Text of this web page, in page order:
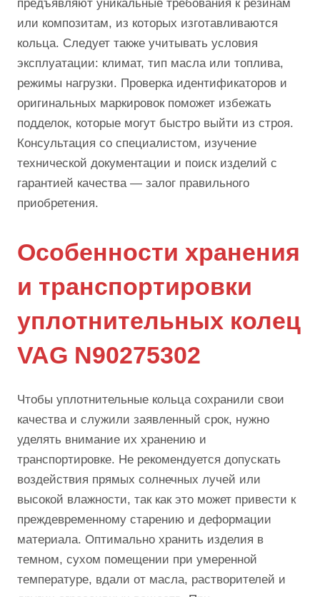
предъявляют уникальные требования к резинам
или композитам, из которых изготавливаются
кольца. Следует также учитывать условия
эксплуатации: климат, тип масла или топлива,
режимы нагрузки. Проверка идентификаторов и
оригинальных маркировок поможет избежать
подделок, которые могут быстро выйти из строя.
Консультация со специалистом, изучение
технической документации и поиск изделий с
гарантией качества — залог правильного
приобретения.
Особенности хранения
и транспортировки
уплотнительных колец
VAG N90275302
Чтобы уплотнительные кольца сохранили свои
качества и служили заявленный срок, нужно
уделять внимание их хранению и
транспортировке. Не рекомендуется допускать
воздействия прямых солнечных лучей или
высокой влажности, так как это может привести к
преждевременному старению и деформации
материала. Оптимально хранить изделия в
темном, сухом помещении при умеренной
температуре, вдали от масла, растворителей и